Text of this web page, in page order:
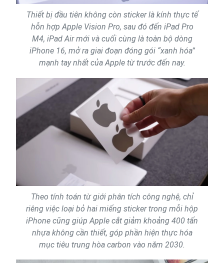
Thiết bị đầu tiên không còn sticker là kính thực tế
hỗn hợp Apple Vision Pro, sau đó đến iPad Pro
M4, iPad Air mới và cuối cùng là toàn bộ dòng
iPhone 16, mở ra giai đoạn đóng gói “xanh hóa”
mạnh tay nhất của Apple từ trước đến nay.
Theo tính toán từ giới phân tích công nghệ, chỉ
riêng việc loại bỏ hai miếng sticker trong mỗi hộp
iPhone cũng giúp Apple cắt giảm khoảng 400 tấn
nhựa không cần thiết, góp phần hiện thực hóa
mục tiêu trung hòa carbon vào năm 2030.